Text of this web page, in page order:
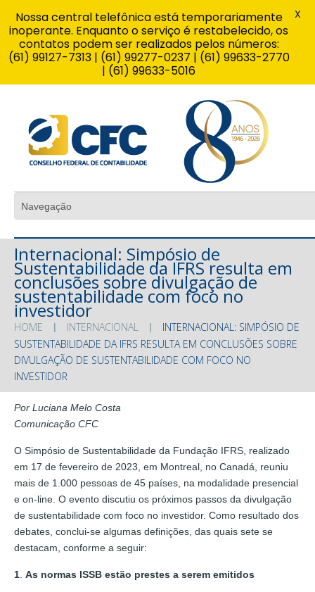
Internacional: Simpósio de
Sustentabilidade da IFRS resulta em
conclusões sobre divulgação de
sustentabilidade com foco no
investidor
HOME INTERNACIONAL
INTERNACIONAL: SIMPÓSIO DE
SUSTENTABILIDADE DA IFRS RESULTA EM CONCLUSÕES SOBRE
DIVULGAÇÃO DE SUSTENTABILIDADE COM FOCO NO
INVESTIDOR
Por Luciana Melo Costa
Comunicação CFC
O Simpósio de Sustentabilidade da Fundação IFRS, realizado
em 17 de fevereiro de 2023, em Montreal, no Canadá, reuniu
mais de 1.000 pessoas de 45 países, na modalidade presencial
e on-line. O evento discutiu os próximos passos da divulgação
de sustentabilidade com foco no investidor. Como resultado dos
debates, conclui-se algumas definições, das quais sete se
destacam, conforme a seguir:
1 As normas ISSB estão prestes a serem emitidos
Nossa central telefônica está temporariamente
inoperante. Enquanto o serviço é restabelecido, os
contatos podem ser realizados pelos números:
(61) 99127-7313 | (61) 99277-0237 | (61) 99633-2770
| (61) 99633-5016
X